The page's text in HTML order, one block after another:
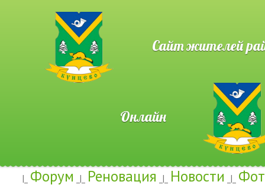
Сайт жителей
Онлайн
|_ Форум _|_ Реновация _|_ Новости _|_